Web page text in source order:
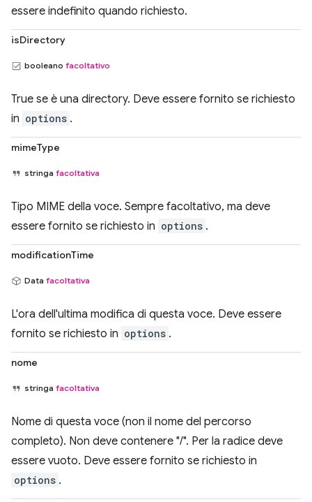
essere indefinito quando richiesto.
isDirectory
booleano facoltativo
True se è una directory. Deve essere fornito se richiesto
in options .
mimeType
stringa facoltativa
Tipo MIME della voce. Sempre facoltativo, ma deve
essere fornito se richiesto in options .
modificationTime
Data facoltativa
L'ora dell'ultima modifica di questa voce. Deve essere
fornito se richiesto in options .
nome
stringa facoltativa
Nome di questa voce (non il nome del percorso
completo). Non deve contenere "/". Per la radice deve
essere vuoto. Deve essere fornito se richiesto in
options .